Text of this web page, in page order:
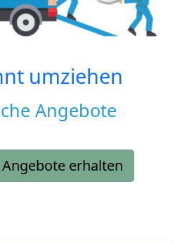
umziehen
Angebote
erhalten